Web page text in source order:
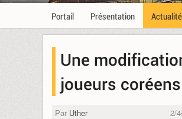
Portail Présentation
Une
joueurs
Par Uther 2/